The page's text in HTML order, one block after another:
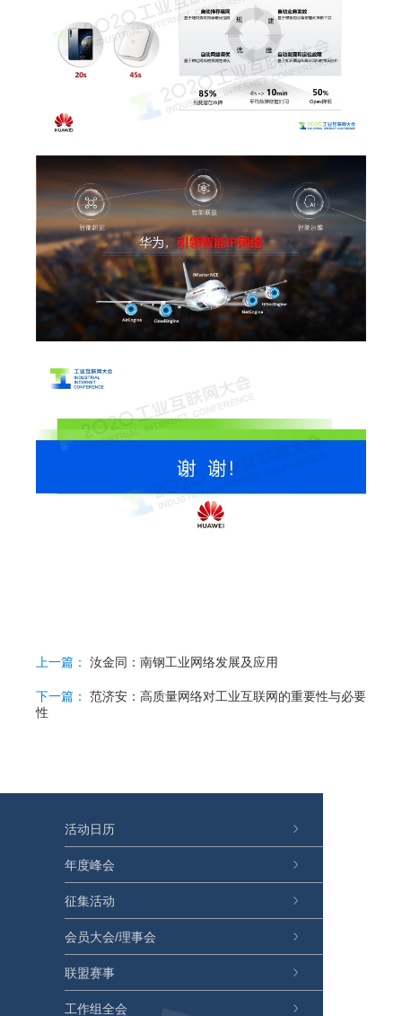
上一篇： 汝金同：南钢工业网络发展及应用
下一篇：
范济安：高质量网络对工业互联网的重要性与必要
性
活动日历
年度峰会
征集活动
会员大会/理事会
联盟赛事
工作组全会